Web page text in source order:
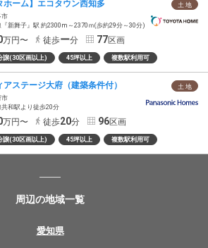
土 地
ホーム】エコタウン西知多
市
『新舞子』駅 約2300m～2370ｍ(歩約29分～30分)
万円〜 徒歩ー分 77区画
譲(30区画以上) 45坪以上 複数駅利用可
土 地
アステージ大府（建築条件付）
市
和駅より徒歩20分
万円〜 徒歩20分 96区画
譲(30区画以上) 45坪以上 複数駅利用可
周辺の地域一覧
愛知県